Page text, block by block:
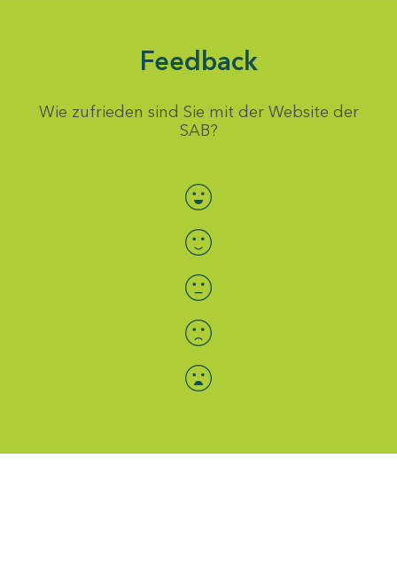
Feedback
Wie zufrieden sind Sie mit der Website der
SAB?
Bewertung auswählen